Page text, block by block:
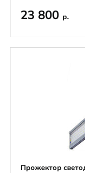
23 800 р.
Прожектор